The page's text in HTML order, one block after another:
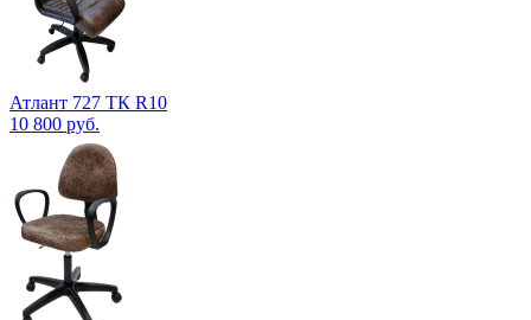
Атлант 727 ТК R10
10 800 руб.